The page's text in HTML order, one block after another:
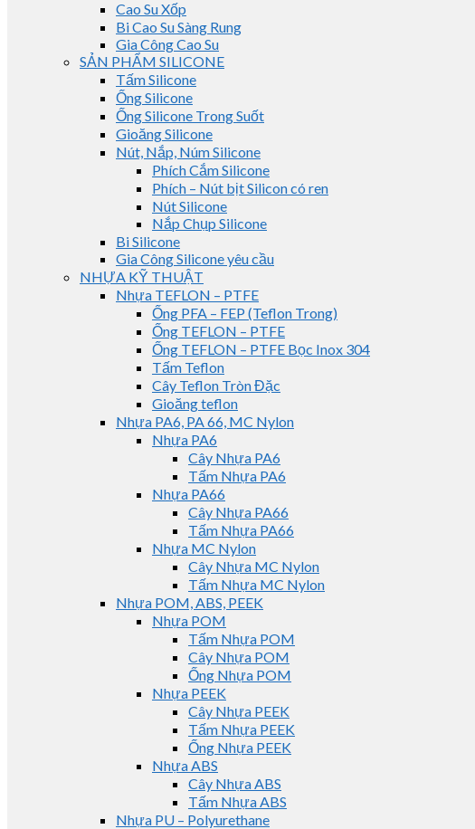
Cao Su Xốp
Bi Cao Su Sàng Rung
Gia Công Cao Su
SẢN PHẨM SILICONE
Tấm Silicone
Ống Silicone
Ống Silicone Trong Suốt
Gioăng Silicone
Nút, Nắp, Núm Silicone
Phích Cắm Silicone
Phích – Nút bịt Silicon có ren
Nút Silicone
Nắp Chụp Silicone
Bi Silicone
Gia Công Silicone yêu cầu
NHỰA KỸ THUẬT
Nhựa TEFLON – PTFE
Ống PFA – FEP (Teflon Trong)
Ống TEFLON – PTFE
Ống TEFLON – PTFE Bọc Inox 304
Tấm Teflon
Cây Teflon Tròn Đặc
Gioăng teflon
Nhựa PA6, PA 66, MC Nylon
Nhựa PA6
Cây Nhựa PA6
Tấm Nhựa PA6
Nhựa PA66
Cây Nhựa PA66
Tấm Nhựa PA66
Nhựa MC Nylon
Cây Nhựa MC Nylon
Tấm Nhựa MC Nylon
Nhựa POM, ABS, PEEK
Nhựa POM
Tấm Nhựa POM
Cây Nhựa POM
Ống Nhựa POM
Nhựa PEEK
Cây Nhựa PEEK
Tấm Nhựa PEEK
Ống Nhựa PEEK
Nhựa ABS
Cây Nhựa ABS
Tấm Nhựa ABS
Nhựa PU – Polyurethane